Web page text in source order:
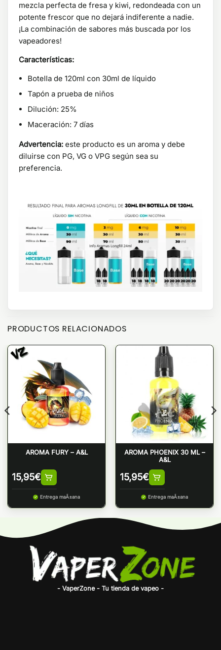
mezcla perfecta de fresa y kiwi, redondeada con un
potente frescor que no dejará indiferente a nadie.
¡La combinación de sabores más buscada por los
vapeadores!
Características:
Botella de 120ml con 30ml de líquido
Tapón a prueba de niños
Dilución: 25%
Maceración: 7 días
Advertencia: este producto es un aroma y debe
diluirse con PG, VG o VPG según sea su
preferencia.
PRODUCTOS RELACIONADOS
AROMA FURY – A&L
15,95€
Entrega maÃ±ana
AROMA PHOENIX 30 ML –
A&L
15,95€
Entrega maÃ±ana
- VaperZone - Tu tienda de vapeo -